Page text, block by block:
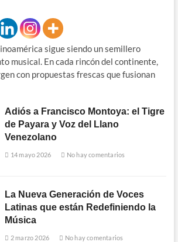
sigue siendo un semillero
musical. En cada rincón del continente,
con propuestas frescas que fusionan
Adiós a Francisco Montoya: el Tigre
de Payara y Voz del Llano
Venezolano
14 mayo 2026 No hay comentarios
La Nueva Generación de Voces
Latinas que están Redefiniendo la
Música
2 marzo 2026 No hay comentarios